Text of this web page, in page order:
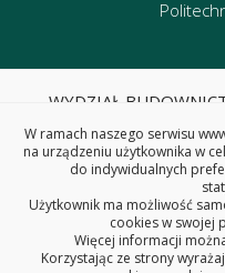
WYDZIAŁ
ul. Wiejska
tel. centrala 85
REGON:
W ramach naszego serwisu
na urządzeniu użytkownika w
do indywidualnych
Użytkownik ma możliwość
cookies w swojej
Więcej informacji
Korzystając ze strony